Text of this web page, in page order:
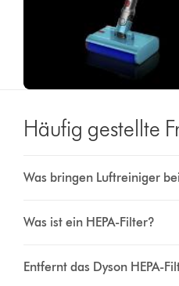
Häufig gestellte
Was bringen Luftreiniger
Was ist ein HEPA-Filter?
Entfernt das Dyson HEPA-